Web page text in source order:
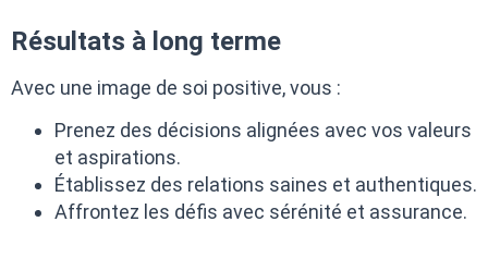
Résultats à long terme
Avec une image de soi positive, vous :
Prenez des décisions alignées avec vos valeurs
et aspirations.
Établissez des relations saines et authentiques.
Affrontez les défis avec sérénité et assurance.